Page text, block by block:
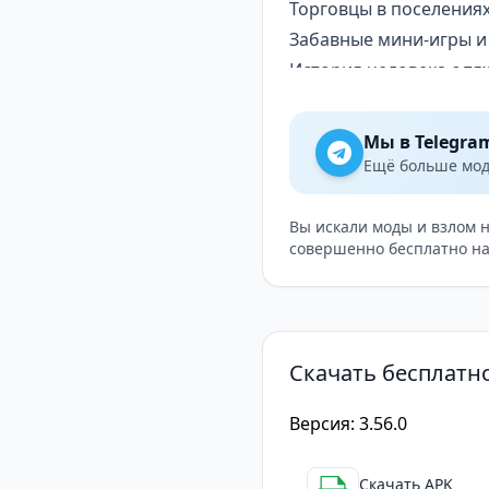
Торговцы в
Забавные мини-игры и
История человека с
способным спасти
бездумных зомби.
хозяев этой
Вам предстоит
сделаете это не в
опасности,
Мы в
Ещё больше
Вы искали моды и взлом
совершенно бесплатно
Скачать
Версия: 3.56.0
Скачать APK